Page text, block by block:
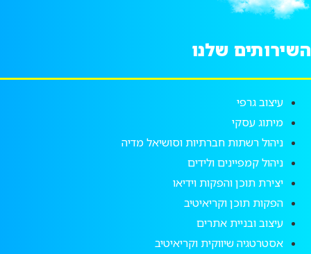
השירותים שלנו
עיצוב גרפי
מיתוג עסקי
ניהול רשתות חברתיות וסושיאל מדיה
ניהול קמפיינים ולידים
יצירת תוכן והפקות וידיאו
הפקות תוכן וקריאיטיב
עיצוב ובניית אתרים
אסטרטגיה שיווקית וקריאיטיב